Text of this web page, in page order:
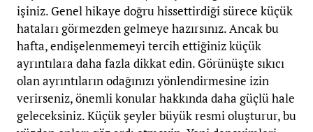
işiniz. Genel hikaye doğru hissettirdiği sürece küçük
hataları görmezden gelmeye hazırsınız. Ancak bu
hafta, endişelenmemeyi tercih ettiğiniz küçük
ayrıntılara daha fazla dikkat edin. Görünüşte sıkıcı
olan ayrıntıların odağınızı yönlendirmesine izin
verirseniz, önemli konular hakkında daha güçlü hale
geleceksiniz. Küçük şeyler büyük resmi oluşturur, bu